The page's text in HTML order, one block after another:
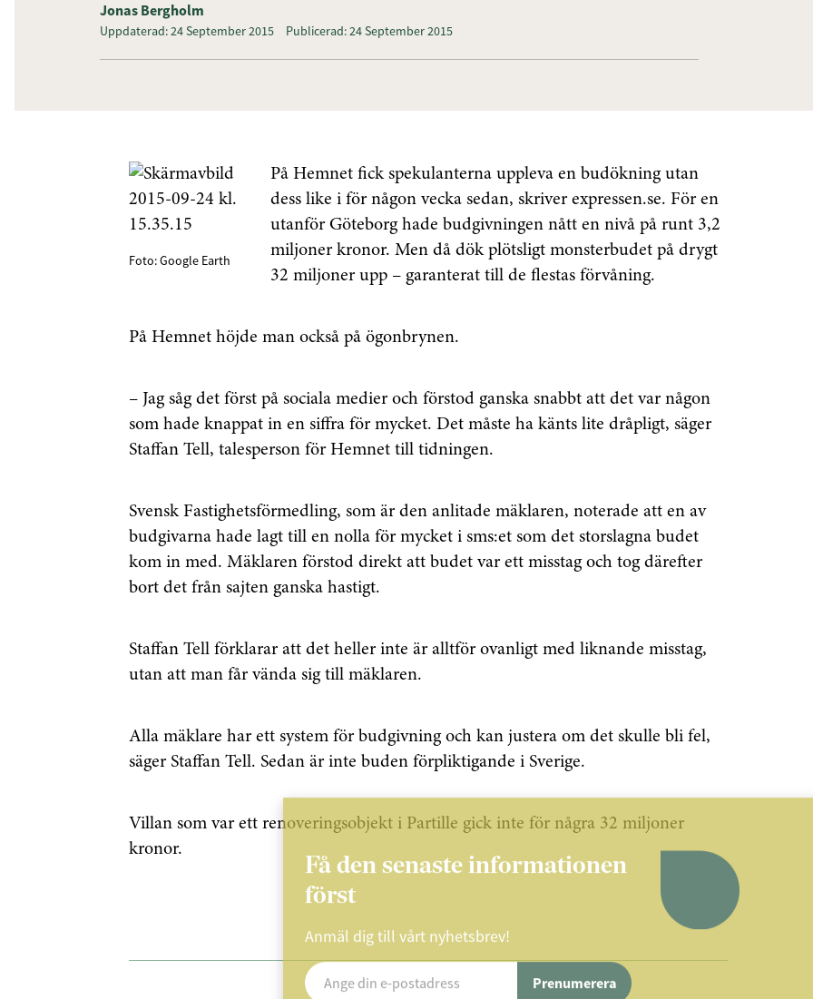
Jonas Bergholm
Uppdaterad: 24 September 2015 Publicerad: 24 September 2015
Foto: Google Earth
På Hemnet fick spekulanterna uppleva en budökning utan
dess like i för någon vecka sedan, skriver expressen.se. För en
utanför Göteborg hade budgivningen nått en nivå på runt 3,2
miljoner kronor. Men då dök plötsligt monsterbudet på drygt
32 miljoner upp – garanterat till de flestas förvåning.
På Hemnet höjde man också på ögonbrynen.
– Jag såg det först på sociala medier och förstod ganska snabbt att det var någon
som hade knappat in en siffra för mycket. Det måste ha känts lite dråpligt, säger
Staffan Tell, talesperson för Hemnet till tidningen.
Svensk Fastighetsförmedling, som är den anlitade mäklaren, noterade att en av
budgivarna hade lagt till en nolla för mycket i sms:et som det storslagna budet
kom in med. Mäklaren förstod direkt att budet var ett misstag och tog därefter
bort det från sajten ganska hastigt.
Staffan Tell förklarar att det heller inte är alltför ovanligt med liknande misstag,
utan att man får vända sig till mäklaren.
Alla mäklare har ett system för budgivning och kan justera om det skulle bli fel,
säger Staffan Tell. Sedan är inte buden förpliktigande i Sverige.
Villan som var ett renoveringsobjekt i Partille gick inte för några 32 miljoner
kronor.
Få den senaste informationen
först
Anmäl dig till vårt nyhetsbrev!
Prenumerera